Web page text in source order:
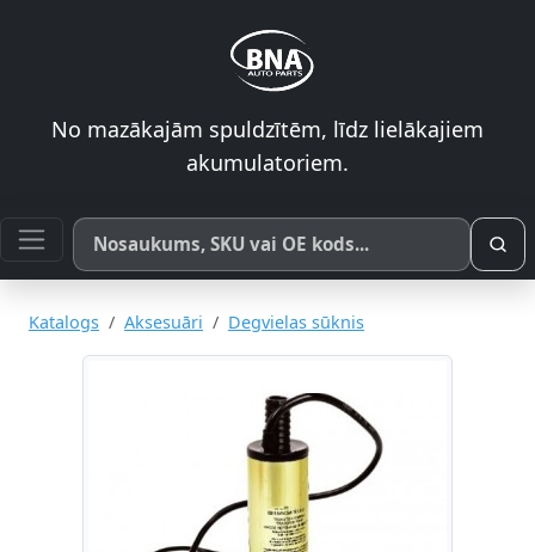
No mazākajām spuldzītēm, līdz lielākajiem
akumulatoriem.
Meklēt pēc produkta nosaukuma, SKU vai OE koda
Katalogs Aksesuāri Degvielas sūknis